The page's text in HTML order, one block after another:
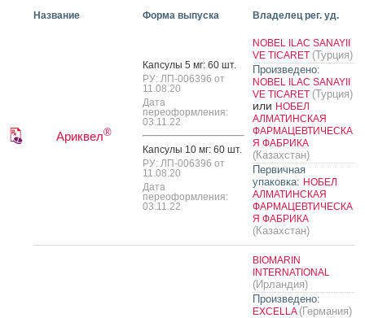
Название Форма выпуска Владелец рег. уд.
Ариквел®
Кап­су­лы 5 мг: 60 шт.
РУ: ЛП-006396 от
11.08.20
Дата
переоформления:
03.11.22
Кап­су­лы 10 мг: 60 шт.
РУ: ЛП-006396 от
11.08.20
Дата
переоформления:
03.11.22
NOBEL ILAC SANAYII
VE TICARET (Турция)
Произведено:
NOBEL ILAC SANAYII
VE TICARET (Турция)
или НОБЕЛ
АЛМАТИНСКАЯ
ФАРМАЦЕВТИЧЕСКА
Я ФАБРИКА
(Казахстан)
Первичная
упаковка: НОБЕЛ
АЛМАТИНСКАЯ
ФАРМАЦЕВТИЧЕСКА
Я ФАБРИКА
(Казахстан)
BIOMARIN
INTERNATIONAL
(Ирландия)
Произведено:
EXCELLA (Германия)